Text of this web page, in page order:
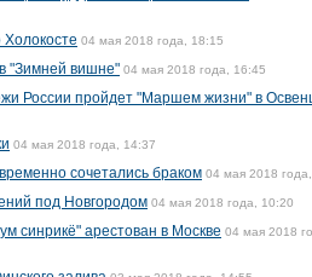
04 мая 2018 года, 18:15
"Зимней вишне" 04 мая 2018 года, 16:45
России пройдет "Маршем жизни" в
04 мая 2018 года, 14:37
сочетались браком 04 мая 2018
под Новгородом 04 мая 2018 года, 10:20
синрикё" арестован в Москве 04 мая 2018